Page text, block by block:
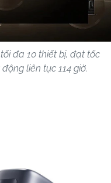
đa 10 thiết bị, đạt tốc
liên tục 114 giờ.